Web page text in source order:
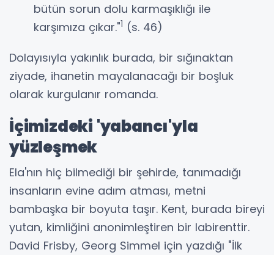
bütün sorun dolu karmaşıklığı ile
karşımıza çıkar."1 (s. 46)
Dolayısıyla yakınlık burada, bir sığınaktan
ziyade, ihanetin mayalanacağı bir boşluk
olarak kurgulanır romanda.
İçimizdeki 'yabancı'yla
yüzleşmek
Ela'nın hiç bilmediği bir şehirde, tanımadığı
insanların evine adım atması, metni
bambaşka bir boyuta taşır. Kent, burada bireyi
yutan, kimliğini anonimleştiren bir labirenttir.
David Frisby, Georg Simmel için yazdığı "İlk